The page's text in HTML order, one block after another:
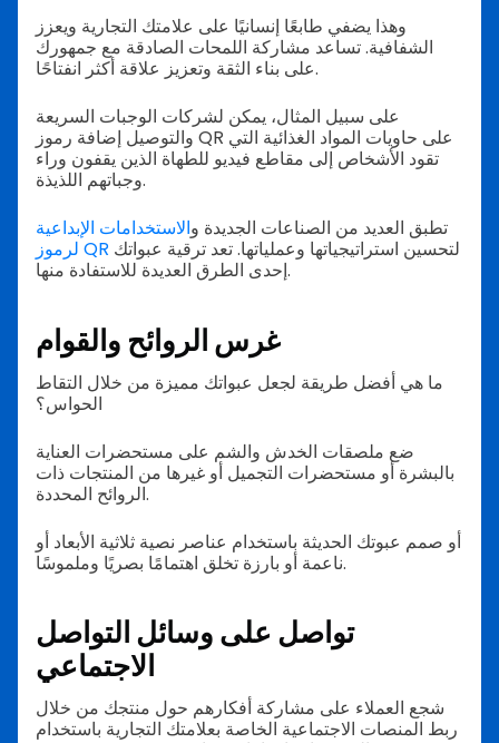
وهذا يضفي طابعًا إنسانيًا على علامتك التجارية ويعزز
الشفافية. تساعد مشاركة اللمحات الصادقة مع جمهورك
على بناء الثقة وتعزيز علاقة أكثر انفتاحًا.
على سبيل المثال، يمكن لشركات الوجبات السريعة
والتوصيل إضافة رموز QR على حاويات المواد الغذائية التي
تقود الأشخاص إلى مقاطع فيديو للطهاة الذين يقفون وراء
وجباتهم اللذيذة.
تطبق العديد من الصناعات الجديدة والاستخدامات الإبداعية
لرموز QR
إحدى الطرق العديدة للاستفادة منها.
ما هي أفضل طريقة لجعل عبواتك مميزة من خلال التقاط
الحواس؟
ضع ملصقات الخدش والشم على مستحضرات العناية
بالبشرة أو مستحضرات التجميل أو غيرها من المنتجات ذات
الروائح المحددة.
أو صمم عبوتك الحديثة باستخدام عناصر نصية ثلاثية الأبعاد أو
ناعمة أو بارزة تخلق اهتمامًا بصريًا وملموسًا.
تواصل على وسائل التواصل
الاجتماعي
شجع العملاء على مشاركة أفكارهم حول منتجك من خلال
ربط المنصات الاجتماعية الخاصة بعلامتك التجارية باستخدام